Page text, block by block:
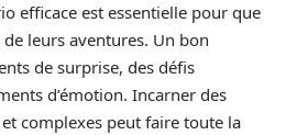
efficace est essentielle pour que
leurs aventures. Un bon
de surprise, des défis
d’émotion. Incarner des
complexes peut faire toute la